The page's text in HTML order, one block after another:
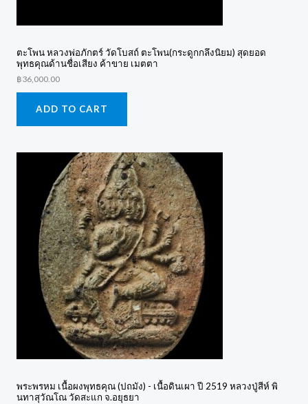
ตะโพน หลวงพ่อภักตร์ วัดโบสถ์ ตะโพน(กระดูกกลึงนิยม) สุดยอด
พุทธคุณด้านชื่อเสียง ค้าขาย เมตตา
฿36,000.00
ADD TO CART
พระพรหม เนื้อผงพุทธคุณ (ปถมัง) - เนื้อดินเผา ปี 2519 หลวงปู่สีห์ พิ
นทาสุวัณโณ วัดสะแก จ.อยุธยา